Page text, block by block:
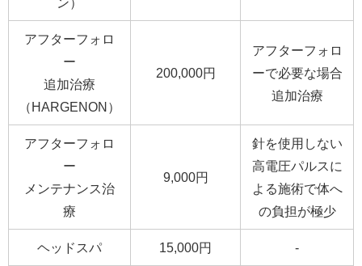
アフターフォロ
ー
追加治療
（HARGENON）
200,000円
アフターフォロ
ーで必要な場合
追加治療
アフターフォロ
ー
メンテナンス治
療
9,000円
針を使用しない
高電圧パルスに
よる施術で体へ
の負担が極少
ヘッドスパ 15,000円 -